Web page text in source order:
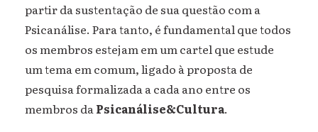
partir da sustentação de sua questão com a
Psicanálise. Para tanto, é fundamental que todos
os membros estejam em um cartel que estude
um tema em comum, ligado à proposta de
pesquisa formalizada a cada ano entre os
membros daPsicanálise&Cultura.